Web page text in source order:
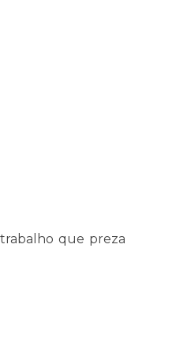
que preza